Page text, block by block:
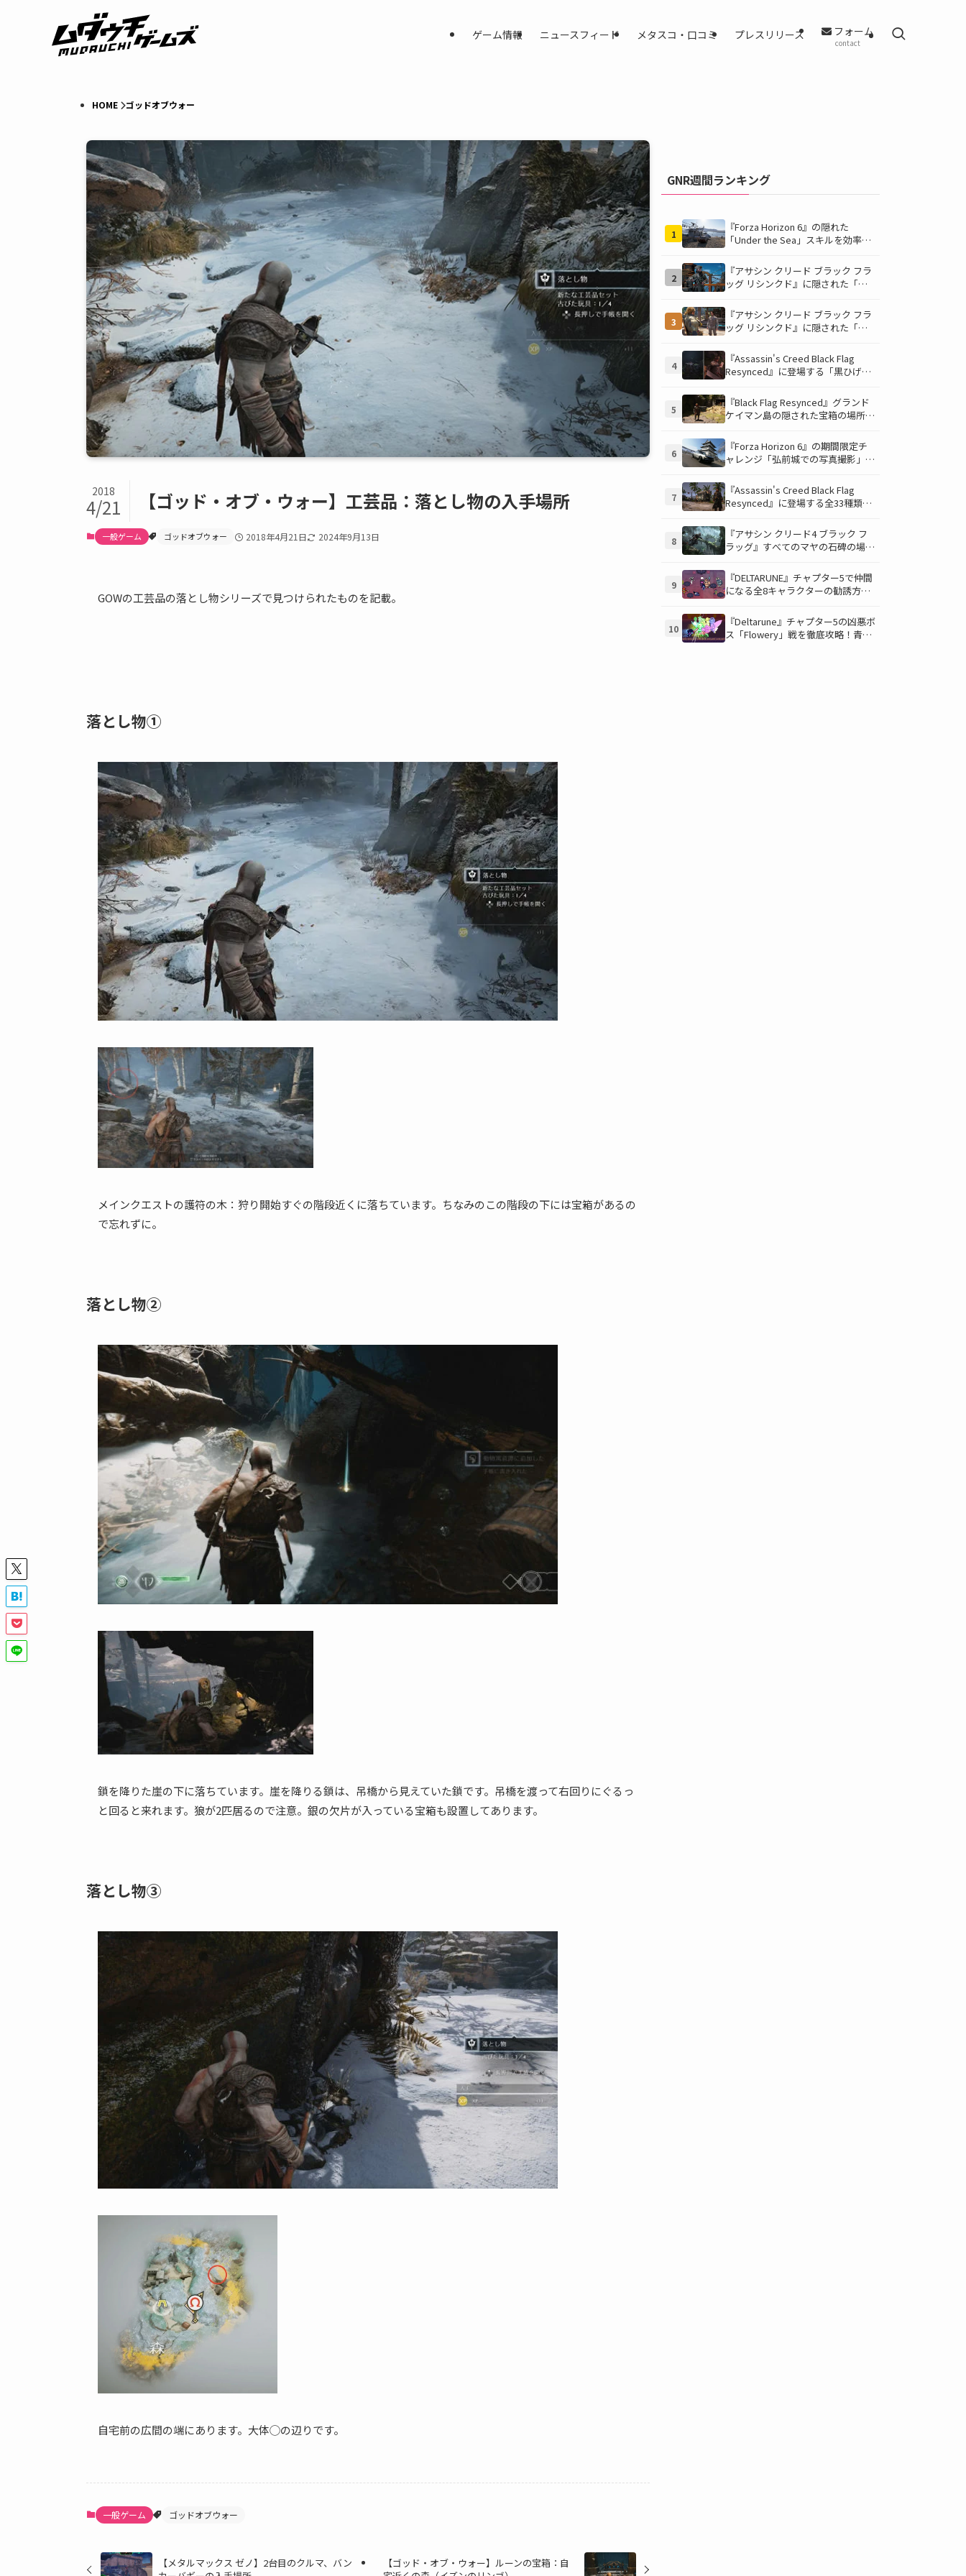
ゲーム情報 ニュースフィード メタスコ・口コミ プレスリリース フォーム
contact
HOME ゴッドオブウォー
【ゴッド・オブ・ウォー】工芸品：落とし物の入手場所
2018
4/21
一般ゲーム ゴッドオブウォー 2018年4月21日 2024年9月13日
GOWの工芸品の落とし物シリーズで見つけられたものを記載。
落とし物①
メインクエストの護符の木：狩り開始すぐの階段近くに落ちています。ちなみのこの階段の下には宝箱があるの
で忘れずに。
落とし物②
鎖を降りた崖の下に落ちています。崖を降りる鎖は、吊橋から見えていた鎖です。吊橋を渡って右回りにぐるっ
と回ると来れます。狼が2匹居るので注意。銀の欠片が入っている宝箱も設置してあります。
落とし物③
自宅前の広間の端にあります。大体◯の辺りです。
一般ゲーム ゴッドオブウォー
【メタルマックス ゼノ】2台目のクルマ、バン
【ゴッド・オブ・ウォー】ルーンの宝箱：自
GNR週間ランキング
1
『Forza Horizon 6』の隠れた
「Under the Sea」スキルを効率的
の鍵は伊東の海藻養殖場にあり！
2
『アサシン クリード ブラック フラ
ッグ リシンクド』に隠された「黒
底洞窟の危険を乗り越え、伝説の報
酬を手に入れよう
3
『アサシン クリード ブラック フラ
ッグ リシンクド』に隠された「修
説！伝説のアイテムや新衣装を手に
入れるための「地図の断片」入手方
法と修復のコツを紹介！
4
『Assassin's Creed Black Flag
Resynced』に登場する「黒ひげの
説！隠された財宝を見つけよう！
5
『Black Flag Resynced』グランド
ケイマン島の隠された宝箱の場所を
ト」でしか到達できないお宝も明ら
かに
6
『Forza Horizon 6』の期間限定チ
ャレンジ「弘前城での写真撮影」攻
で日本の名城を駆け巡り、特別な報
酬を手に入れよう！
7
『Assassin's Creed Black Flag
Resynced』に登場する全33種類の
イルを自由にカスタマイズ！
8
『アサシン クリード4 ブラック フ
ラッグ』すべてのマヤの石碑の場所
ヤの衣装を入手して海賊ライフを有
利に進めよう！
9
『DELTARUNE』チャプター5で仲間
になる全8キャラクターの勧誘方法
スト攻略ガイド
10
『Deltarune』チャプター5の凶悪ボ
ス「Flowery」戦を徹底攻略！青い